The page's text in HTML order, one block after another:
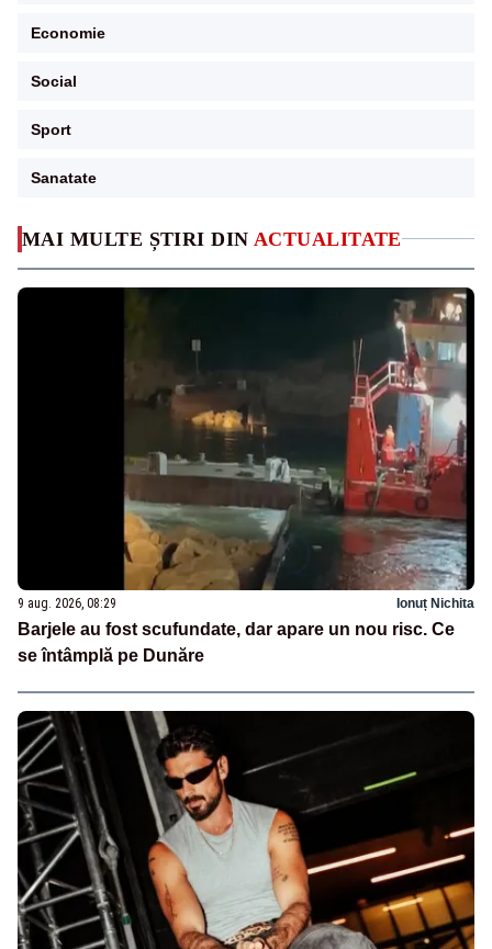
MAI MULTE ȘTIRI DIN ACTUALITATE
9 aug. 2026, 08:29 Ionuț Nichita
Barjele au fost scufundate, dar apare un nou risc. Ce
se întâmplă pe Dunăre
Economie
Social
Sport
Sanatate